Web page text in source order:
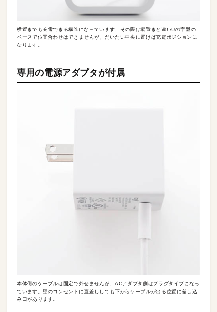
横置きでも充電できる構造になっています。その際は縦置きと違いUの字型の
ベースで位置合わせはできませんが、だいたい中央に置けば充電ポジションに
なります。
専用の電源アダプタが付属
本体側のケーブルは固定で外せませんが、ACアダプタ側はプラグタイプになっ
ています。壁のコンセントに直差ししても下からケーブルが出る位置に差し込
み口があります。